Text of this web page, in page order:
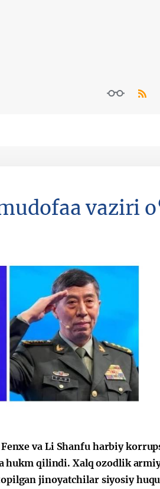
vaziri
va Li Shanfu harbiy
qilindi. Xalq ozodlik
jinoyatchilar siyosiy